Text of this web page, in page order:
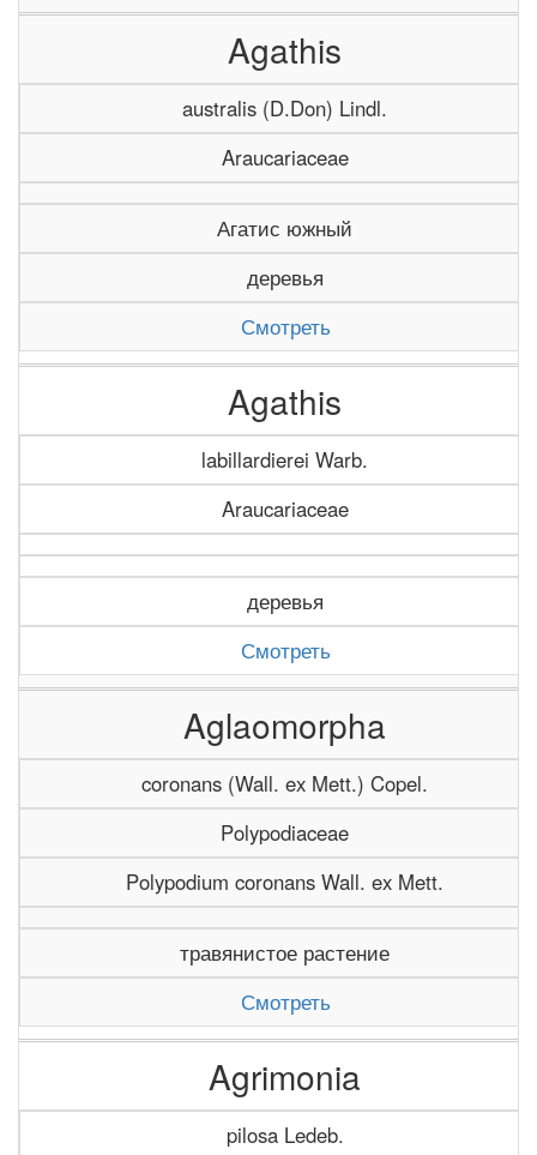
Agathis
australis (D.Don) Lindl.
Araucariaceae
Агатис южный
деревья
Смотреть
Agathis
labillardierei Warb.
Araucariaceae
деревья
Смотреть
Aglaomorpha
coronans (Wall. ex Mett.) Copel.
Polypodiaceae
Polypodium coronans Wall. ex Mett.
травянистое растение
Смотреть
Agrimonia
pilosa Ledeb.